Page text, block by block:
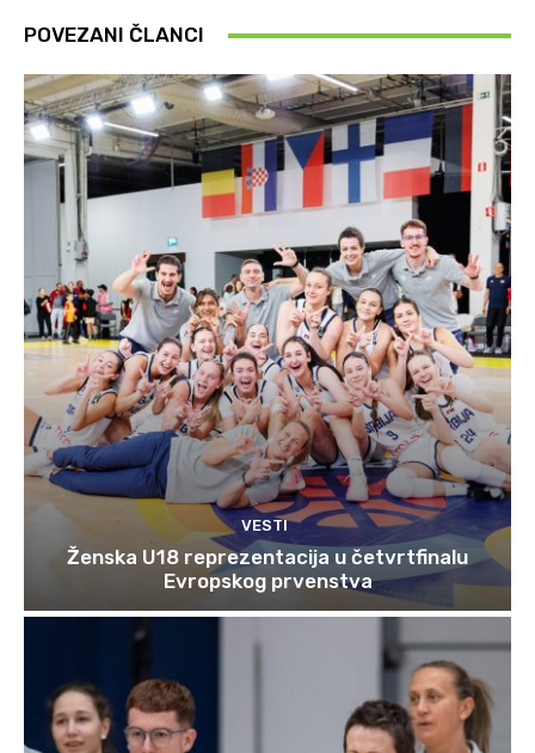
POVEZANI ČLANCI
VESTI
Ženska U18 reprezentacija u četvrtfinalu
Evropskog prvenstva